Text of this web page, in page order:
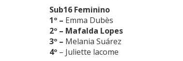
Sub16 Feminino
1º – Emma Dubès
2º – Mafalda Lopes
3º – Melania Suárez
4º – Juliette lacome